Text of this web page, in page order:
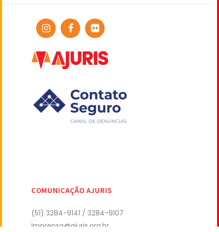
COMUNICAÇÃO AJURIS
(51) 3284-9141 / 3284-9107
imprensa@ajuris.org.br